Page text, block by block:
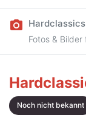
Noch nicht bekannt
camera_alt
Fotos &